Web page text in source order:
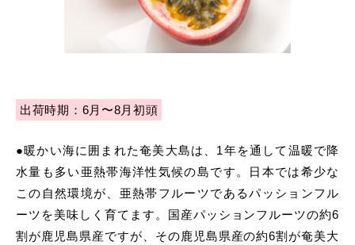
出荷時期：6月〜8月初頭
●暖かい海に囲まれた奄美大島は、1年を通して温暖で降
水量も多い亜熱帯海洋性気候の島です。日本では希少な
この自然環境が、亜熱帯フルーツであるパッションフル
ーツを美味しく育てます。国産パッションフルーツの約6
割が鹿児島県産ですが、その鹿児島県産の約6割が奄美大